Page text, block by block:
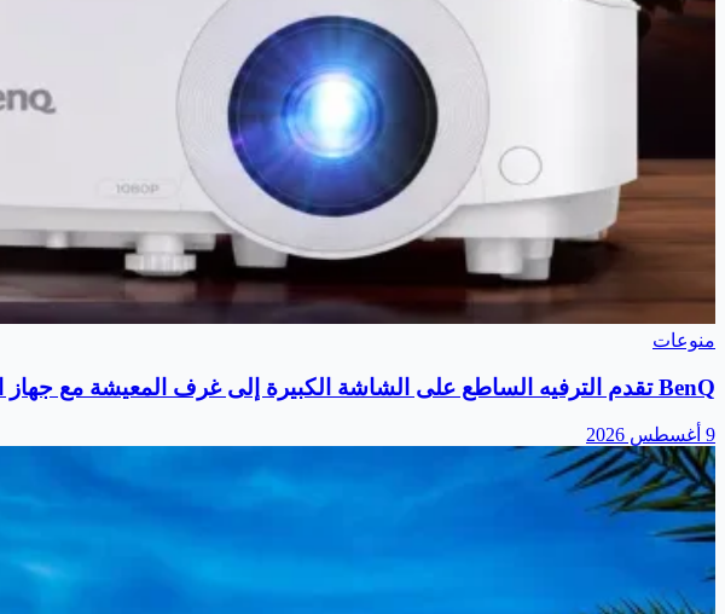
منوعات
BenQ تقدم الترفيه الساطع على الشاشة الكبيرة إلى غرف المعيشة مع جهاز العرض TH575i الجديد
9 أغسطس 2026